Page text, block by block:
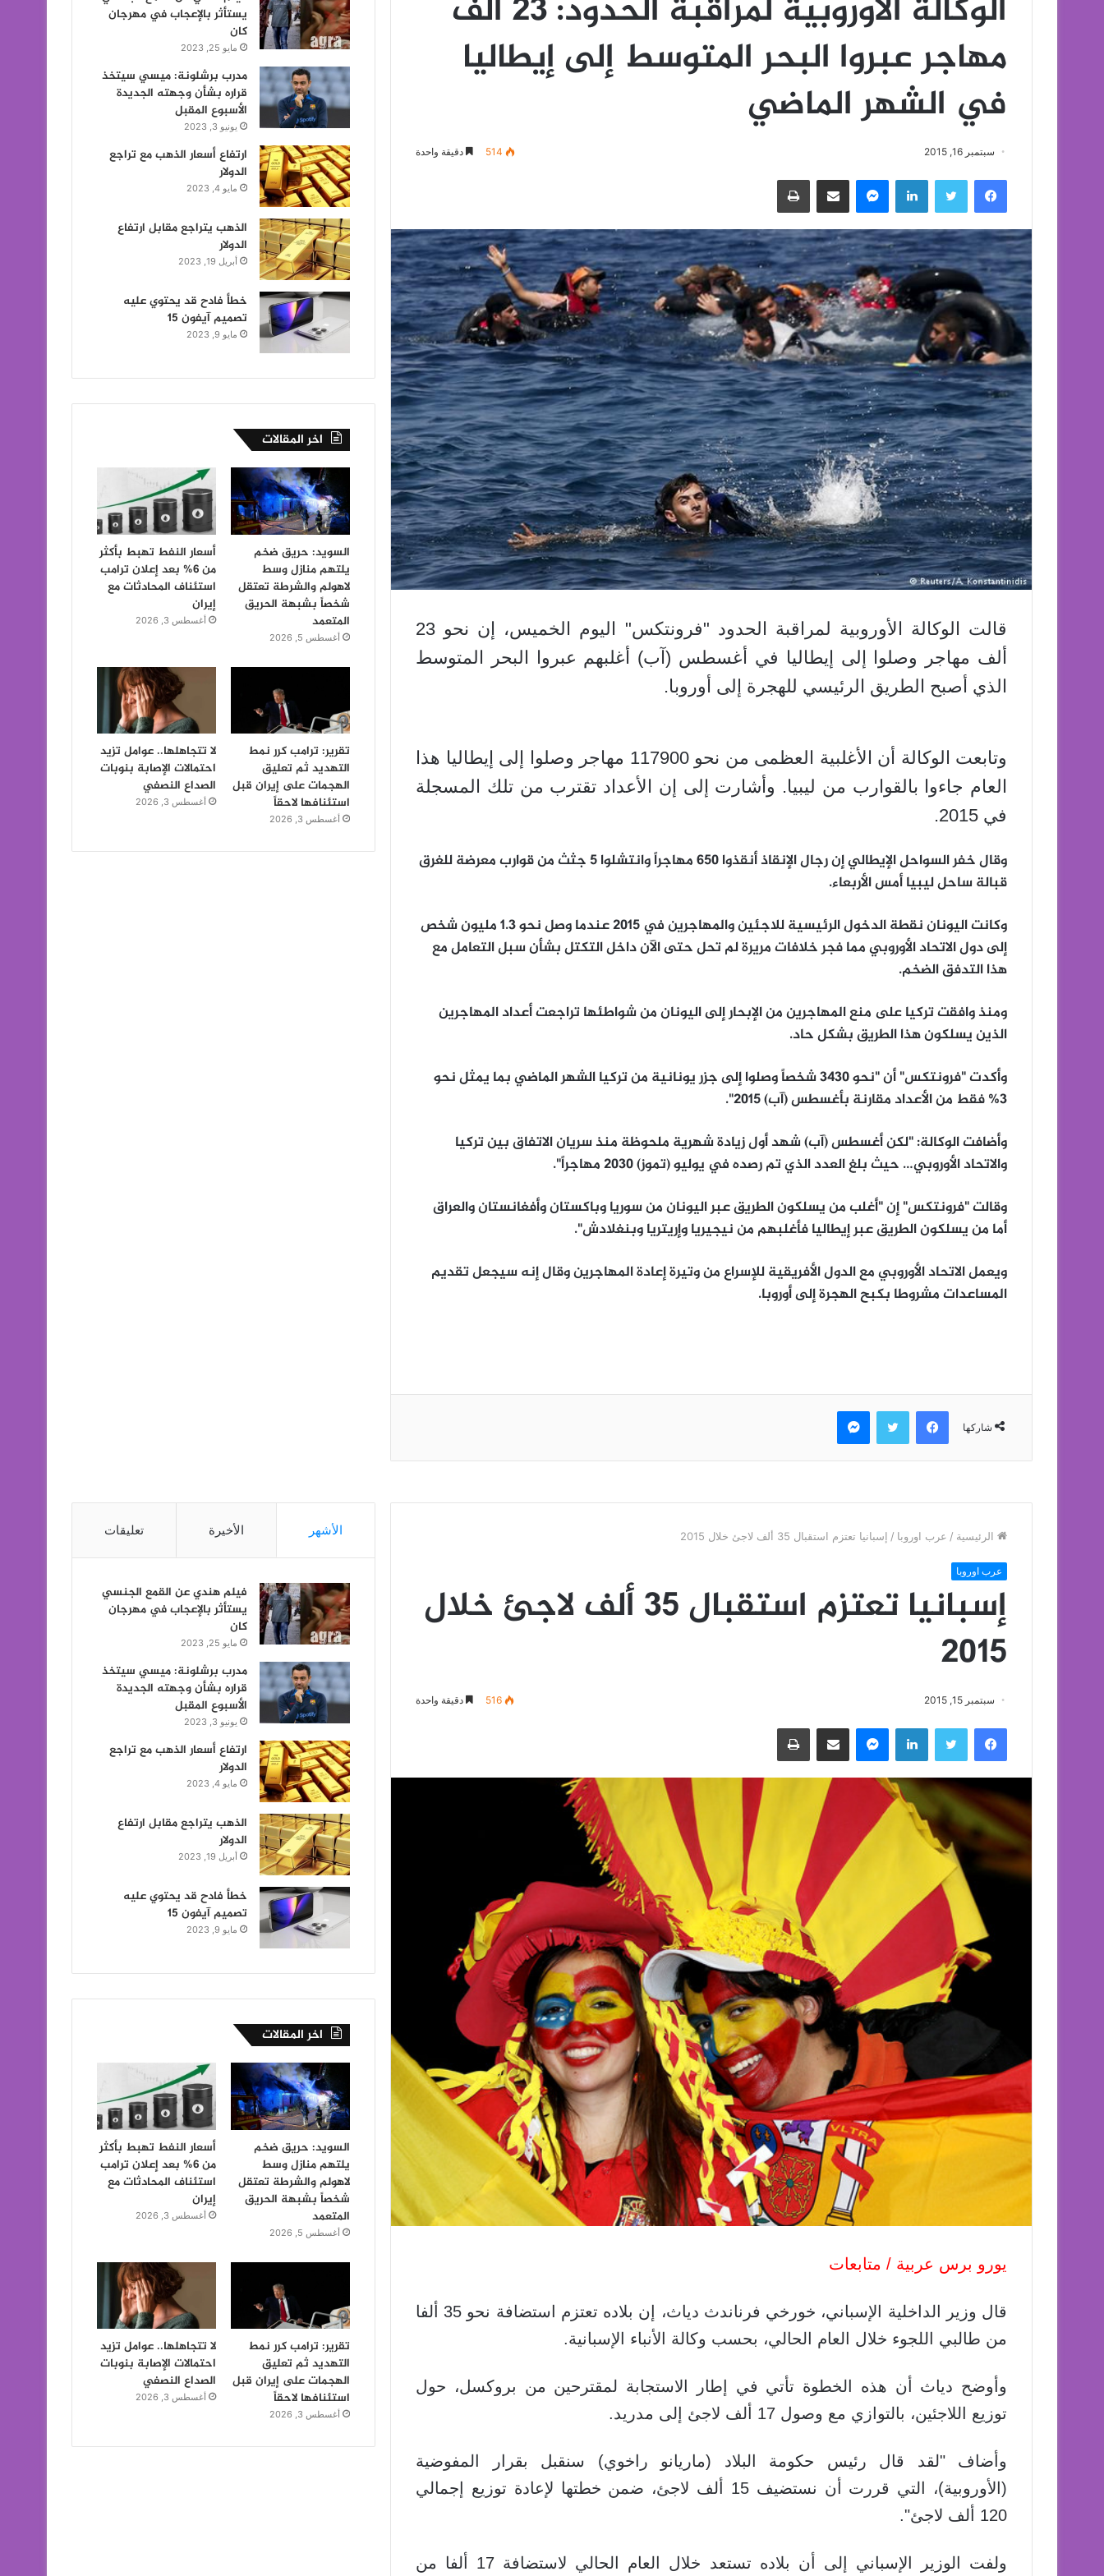
الوكالة الاوروبية لمراقبة الحدود: 23 ألف
مهاجر عبروا البحر المتوسط إلى إيطاليا
في الشهر الماضي
سبتمبر 16, 2015 514 دقيقة واحدة
فيسبوك تويتر لينكدإن ماسنجر مشاركة عبر البريد طباعة
قالت الوكالة الأوروبية لمراقبة الحدود "فرونتكس" اليوم الخميس، إن نحو 23
ألف مهاجر وصلوا إلى إيطاليا في أغسطس (آب) أغلبهم عبروا البحر المتوسط
الذي أصبح الطريق الرئيسي للهجرة إلى أوروبا.
وتابعت الوكالة أن الأغلبية العظمى من نحو 117900 مهاجر وصلوا إلى إيطاليا هذا
العام جاءوا بالقوارب من ليبيا. وأشارت إلى إن الأعداد تقترب من تلك المسجلة
في 2015.
وقال خفر السواحل الإيطالي إن رجال الإنقاذ أنقذوا 650 مهاجراً وانتشلوا 5 جثث من قوارب معرضة للغرق
قبالة ساحل ليبيا أمس الأربعاء.
وكانت اليونان نقطة الدخول الرئيسية للاجئين والمهاجرين في 2015 عندما وصل نحو 1.3 مليون شخص
إلى دول الاتحاد الأوروبي مما فجر خلافات مريرة لم تحل حتى الآن داخل التكتل بشأن سبل التعامل مع
هذا التدفق الضخم.
ومنذ وافقت تركيا على منع المهاجرين من الإبحار إلى اليونان من شواطئها تراجعت أعداد المهاجرين
الذين يسلكون هذا الطريق بشكل حاد.
وأكدت "فرونتكس" أن "نحو 3430 شخصاً وصلوا إلى جزر يونانية من تركيا الشهر الماضي بما يمثل نحو
3% فقط من الأعداد مقارنة بأغسطس (آب) 2015".
وأضافت الوكالة: "لكن أغسطس (آب) شهد أول زيادة شهرية ملحوظة منذ سريان الاتفاق بين تركيا
والاتحاد الأوروبي… حيث بلغ العدد الذي تم رصده في يوليو (تموز) 2030 مهاجراً".
وقالت "فرونتكس" إن "أغلب من يسلكون الطريق عبر اليونان من سوريا وباكستان وأفغانستان والعراق
أما من يسلكون الطريق عبر إيطاليا فأغلبهم من نيجيريا وإريتريا وبنغلادش".
ويعمل الاتحاد الأوروبي مع الدول الأفريقية للإسراع من وتيرة إعادة المهاجرين وقال إنه سيجعل تقديم
المساعدات مشروطا بكبح الهجرة إلى أوروبا.
شاركها
فيسبوك تويتر ماسنجر
يستأثر بالإعجاب في مهرجان
كان
مايو 25, 2023
مدرب برشلونة: ميسي سيتخذ
قراره بشأن وجهته الجديدة
الأسبوع المقبل
يونيو 3, 2023
ارتفاع أسعار الذهب مع تراجع
الدولار
مايو 4, 2023
الذهب يتراجع مقابل ارتفاع
الدولار
أبريل 19, 2023
خطأ فادح قد يحتوي عليه
تصميم آيفون 15
مايو 9, 2023
اخر المقالات
السويد: حريق ضخم
يلتهم منازل وسط
لاهولم والشرطة تعتقل
شخصاً بشبهة الحريق
المتعمد
أغسطس 5, 2026
أسعار النفط تهبط بأكثر
من 6% بعد إعلان ترامب
استئناف المحادثات مع
إيران
أغسطس 3, 2026
تقرير: ترامب كرر نمط
التهديد ثم تعليق
الهجمات على إيران قبل
استئنافها لاحقاً
أغسطس 3, 2026
لا تتجاهلها.. عوامل تزيد
احتمالات الإصابة بنوبات
الصداع النصفي
أغسطس 3, 2026